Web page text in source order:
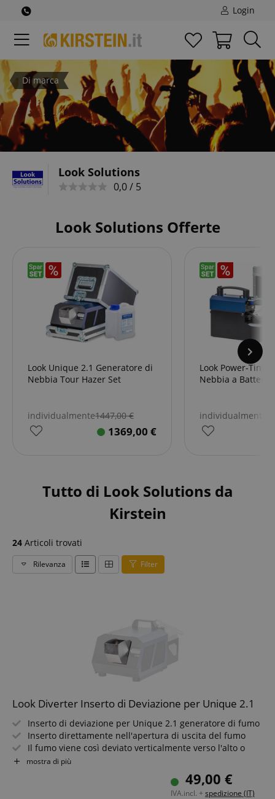
Login
Di marca
Look Solutions
0,0 / 5
Look Solutions Offerte
Look Unique 2.1 Generatore di
Nebbia Tour Hazer Set
individualmente1447,00€
1369,00 €
Look Power-Tiny
Nebbia a Batteria
individualmente
Tutto di Look Solutions da
Kirstein
24 Articoli trovati
Rilevanza Filter
Look Diverter Inserto di Deviazione per Unique 2.1
Inserto di deviazione per Unique 2.1 generatore di fumo
Inserto direttamente nell'apertura di uscita del fumo
Il fumo viene così deviato verticalmente verso l'alto o
parallelo al suolo
mostra di più
49,00 €
IVA.incl. + spedizione (IT)